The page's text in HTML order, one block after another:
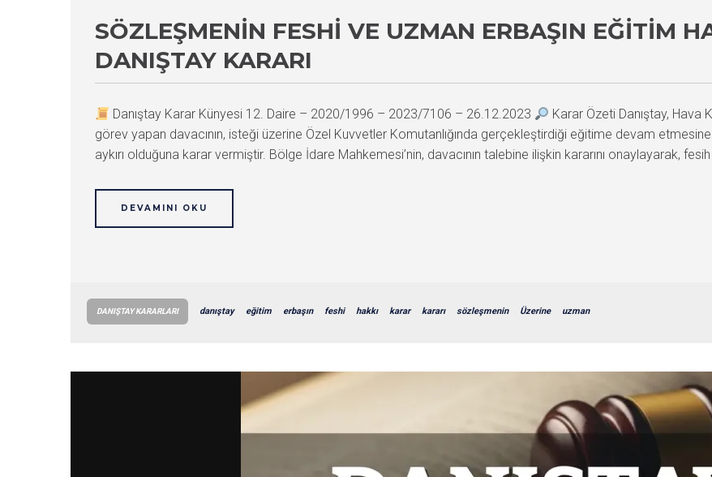
SÖZLEŞMENIN FESHI VE UZMAN ERBAŞIN EĞITIM
DANIŞTAY KARARI
Danıştay Karar Künyesi 12. Daire – 2020/1996 – 2023/7106 – 26.12.2023
Karar Özeti Danıştay, Hava
görev yapan davacının, isteği üzerine Özel Kuvvetler Komutanlığında gerçekleştirdiği eğitime devam
aykırı olduğuna karar vermiştir. Bölge İdare Mahkemesi’nin, davacının talebine ilişkin kararını onaylayarak,
DEVAMINI OKU
DANIŞTAY KARARLARI danıştay eğitim erbaşın feshi hakkı karar kararı sözleşmenin Üzerine uzman